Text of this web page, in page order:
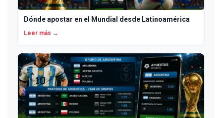
Dónde apostar en el Mundial desde Latinoamérica
Leer más →